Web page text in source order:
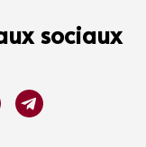
sociaux